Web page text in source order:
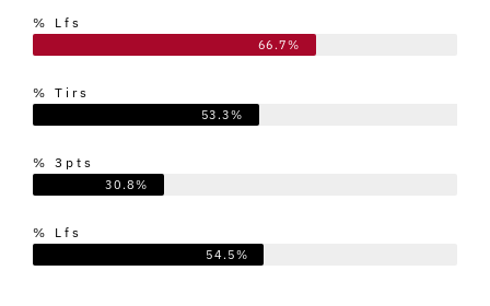
% Lfs
66.7%
% Tirs
53.3%
% 3pts
30.8%
% Lfs
54.5%